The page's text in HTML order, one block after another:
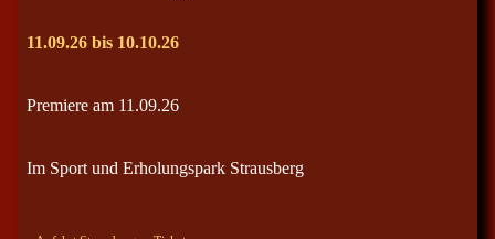
11.09.26 bis 10.10.26
Premiere am 11.09.26
Im Sport und Erholungspark Strausberg